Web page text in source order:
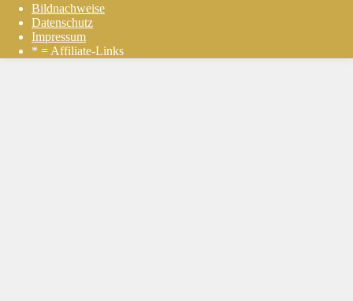
Bildnachweise
Datenschutz
Impressum
* = Affiliate-Links